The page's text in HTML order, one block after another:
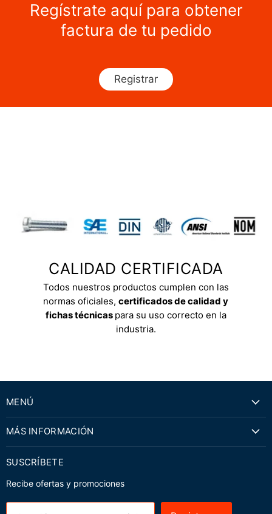
Regístrate aquí para obtener
factura de tu pedido
Registrar
CALIDAD CERTIFICADA
Todos nuestros productos cumplen con las
normas oficiales,certificados de calidad y
fichas técnicas para su uso correcto en la
industria.
MENÚ
MÁS INFORMACIÓN
SUSCRÍBETE
Recibe ofertas y promociones